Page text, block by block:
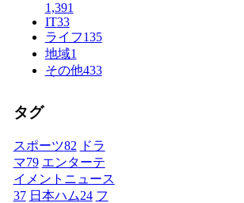
1,391
IT33
ライフ135
地域1
その他433
タグ
スポーツ82 ドラ
マ79 エンターテ
イメントニュース
37 日本ハム24 フ